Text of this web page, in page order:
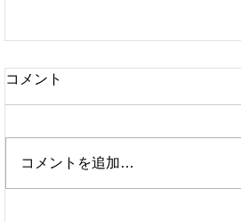
コメント
コメントを追加…